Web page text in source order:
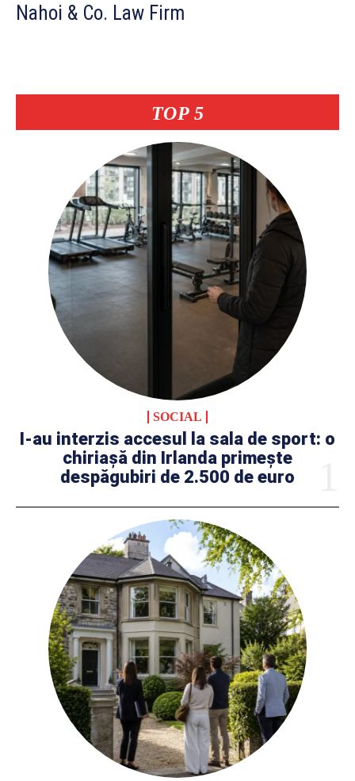
TOP 5
SOCIAL
I-au interzis accesul la sala de sport: o
chiriașă din Irlanda primește
despăgubiri de 2.500 de euro
Nahoi & Co. Law Firm